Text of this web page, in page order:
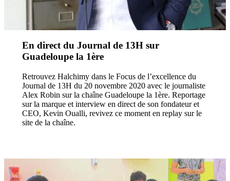
En direct du Journal de 13H sur
Guadeloupe la 1ère
Retrouvez Halchimy dans le Focus de l’excellence du
Journal de 13H du 20 novembre 2020 avec le journaliste
Alex Robin sur la chaîne Guadeloupe la 1ère. Reportage
sur la marque et interview en direct de son fondateur et
CEO, Kevin Oualli, revivez ce moment en replay sur le
site de la chaîne.